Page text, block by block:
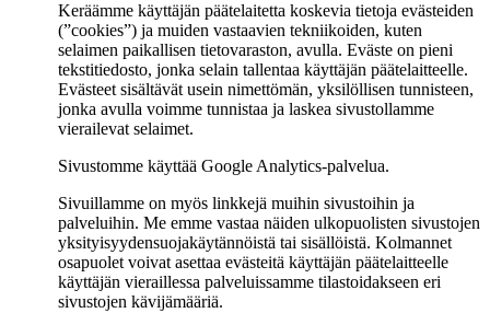
Keräämme käyttäjän päätelaitetta koskevia tietoja evästeiden
(”cookies”) ja muiden vastaavien tekniikoiden, kuten
selaimen paikallisen tietovaraston, avulla. Eväste on pieni
tekstitiedosto, jonka selain tallentaa käyttäjän päätelaitteelle.
Evästeet sisältävät usein nimettömän, yksilöllisen tunnisteen,
jonka avulla voimme tunnistaa ja laskea sivustollamme
vierailevat selaimet.
Sivustomme käyttää Google Analytics-palvelua.
Sivuillamme on myös linkkejä muihin sivustoihin ja
palveluihin. Me emme vastaa näiden ulkopuolisten sivustojen
yksityisyydensuojakäytännöistä tai sisällöistä. Kolmannet
osapuolet voivat asettaa evästeitä käyttäjän päätelaitteelle
käyttäjän vieraillessa palveluissamme tilastoidakseen eri
sivustojen kävijämääriä.